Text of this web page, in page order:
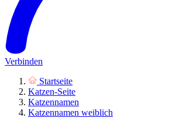
Verbinden
Startseite
Katzen-Seite
Katzennamen
Katzennamen weiblich